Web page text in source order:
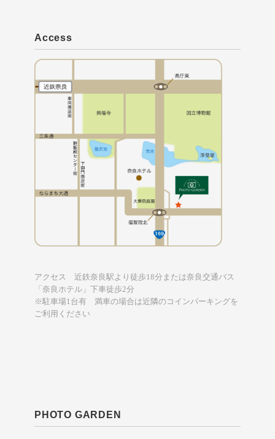
Access
アクセス 近鉄奈良駅より徒歩18分または奈良交通バス
「奈良ホテル」下車徒歩2分
※駐車場1台有 満車の場合は近隣のコインパーキングを
ご利用ください
PHOTO GARDEN